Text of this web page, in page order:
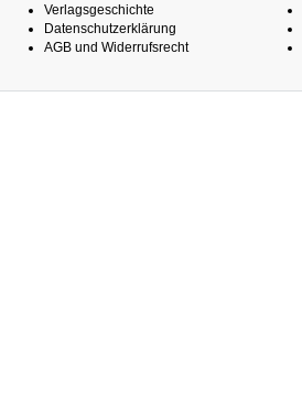
Verlagsgeschichte
Datenschutzerklärung
AGB und Widerrufsrecht